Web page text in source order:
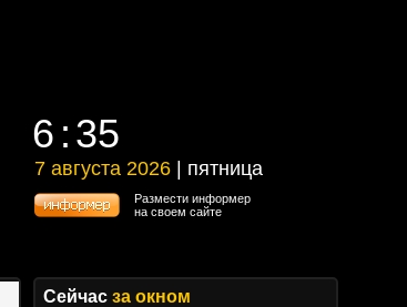
6 :35
6 :35
7 августа 2026 | пятница
7 августа 2026 | пятница
Размести информер
на своем сайте
Сейчас за окном